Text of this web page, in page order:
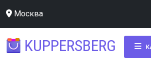
Москва
KUPPERSBERG